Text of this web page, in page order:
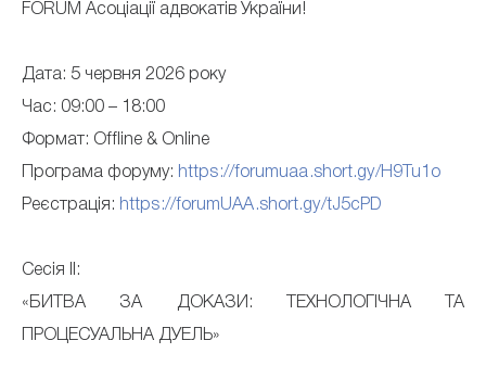
FORUM Асоціації адвокатів України!
Дата: 5 червня 2026 року
Час: 09:00 – 18:00
Формат: Offline & Online
Програма форуму: https://forumuaa.short.gy/H9Tu1o
Реєстрація: https://forumUAA.short.gy/tJ5cPD
Сесія ІІ:
«БИТВА ЗА ДОКАЗИ: ТЕХНОЛОГІЧНА ТА
ПРОЦЕСУАЛЬНА ДУЕЛЬ»